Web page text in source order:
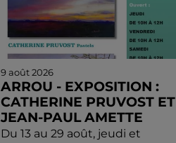
9 août 2026
ARROU - EXPOSITION :
CATHERINE PRUVOST ET
JEAN-PAUL AMETTE
Du 13 au 29 août, jeudi et